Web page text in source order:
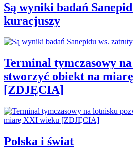
Są wyniki badań
kuracjuszy
Terminal tymczasowy
stworzyć obiekt na
[ZDJĘCIA]
Polska i świat